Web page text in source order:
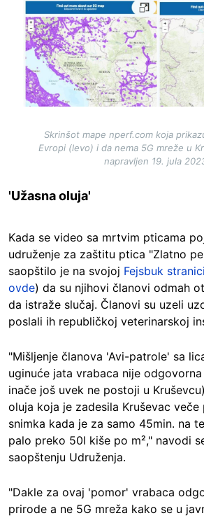
Skrinšot mape nperf.com koja
Evropi (levo) i da nema 5G mreže u
napravljen 19. jula
'Užasna oluja'
Kada se video sa mrtvim pticama
udruženje za zaštitu ptica "Zlatno
saopštilo je na svojoj Fejsbuk stranici
ovde) da su njihovi članovi odmah
da istraže slučaj. Članovi su uzeli
poslali ih republičkoj veterinarskoj
"Mišljenje članova 'Avi-patrole' sa
uginuće jata vrabaca nije
inače još uvek ne postoji u
oluja koja je zadesila Kruševac
snimka kada je za samo 45min. na
palo preko 50l kiše po m²," navodi
saopštenju Udruženja.
"Dakle za ovaj 'pomor' vrabaca
prirode a ne 5G mreža kako se u